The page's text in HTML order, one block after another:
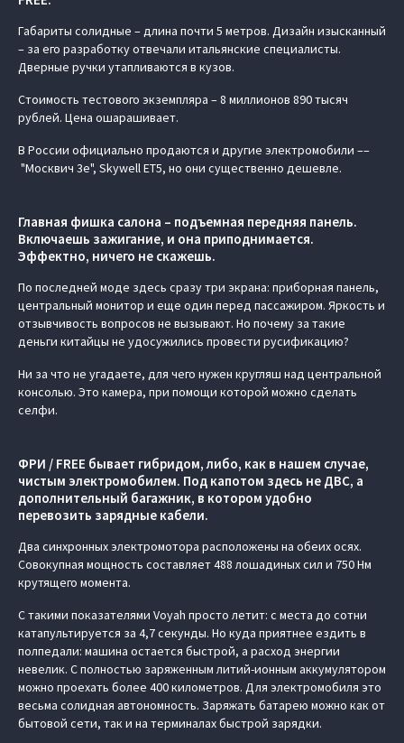
Габариты солидные – длина почти 5 метров. Дизайн изысканный
– за его разработку отвечали итальянские специалисты.
Дверные ручки утапливаются в кузов.
Стоимость тестового экземпляра – 8 миллионов 890 тысяч
рублей. Цена ошарашивает.
В России официально продаются и другие электромобили ––
"Москвич 3е", Skywell ET5, но они существенно дешевле.
Главная фишка салона – подъемная передняя панель.
Включаешь зажигание, и она приподнимается.
Эффектно, ничего не скажешь.
По последней моде здесь сразу три экрана: приборная панель,
центральный монитор и еще один перед пассажиром. Яркость и
отзывчивость вопросов не вызывают. Но почему за такие
деньги китайцы не удосужились провести русификацию?
Ни за что не угадаете, для чего нужен кругляш над центральной
консолью. Это камера, при помощи которой можно сделать
селфи.
ФРИ / FREE бывает гибридом, либо, как в нашем случае,
чистым электромобилем. Под капотом здесь не ДВС, а
дополнительный багажник, в котором удобно
перевозить зарядные кабели.
Два синхронных электромотора расположены на обеих осях.
Совокупная мощность составляет 488 лошадиных сил и 750 Нм
крутящего момента.
С такими показателями Voyah просто летит: с места до сотни
катапультируется за 4,7 секунды. Но куда приятнее ездить в
полпедали: машина остается быстрой, а расход энергии
невелик. С полностью заряженным литий-ионным аккумулятором
можно проехать более 400 километров. Для электромобиля это
весьма солидная автономность. Заряжать батарею можно как от
бытовой сети, так и на терминалах быстрой зарядки.